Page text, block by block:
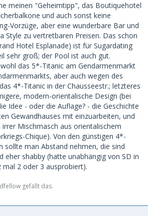
meinen "Geheimtipp", das Boutiquehotel
und auch sonst keine
Vorzüge, aber eine wunderbare Bar und
Style zu vertretbaren Preisen. Das schon
Hotel Esplanade) ist für Sugardating
sehr groß; der Pool ist auch gut.
das 5*-Titanic am Gendarmenmarkt
aber auch wegen des
4*-Titanic in der Chausseestr.; letzteres
modern-orientalische Design (bei
Idee - oder die Auflage? - die Geschichte
Gewandhauses mit einzuarbeiten, und
Mischmasch aus orientalischem
Chique). Von den günstigen 4*-
sollte man Abstand nehmen, die sind
eher shabby (hatte unabhängig von SD in
mal 2 oder 3 ausprobiert).
gefällt das.